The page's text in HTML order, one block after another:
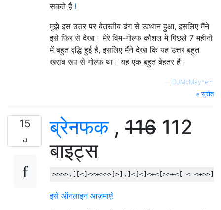
सकते हैं !
मुझे इस उत्तर पर बेतरतीब ढंग से उत्थान हुआ, इसलिए मैंने
इसे फिर से देखा। मेरे विम-गोल्फ कौशल में पिछले 7 महीनों
में बहुत वृद्धि हुई है, इसलिए मैंने देखा कि यह उत्तर बहुत
खराब रूप से गोल्फ था। यह एक बहुत बेहतर है।
— DJMcMayhem
स्रोत
15 ब्रेनफक, 116 112
बाइट्स
इसे ऑनलाइन आज़माएं!